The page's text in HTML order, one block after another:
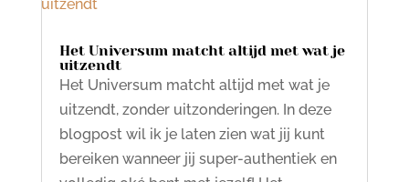
Het Universum matcht altijd met wat je
uitzendt
Het Universum matcht altijd met wat je
uitzendt, zonder uitzonderingen. In deze
blogpost wil ik je laten zien wat jij kunt
bereiken wanneer jij super-authentiek en